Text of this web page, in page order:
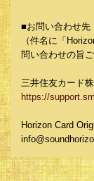
■お問い合わせ先
（件名に「
問い合わせの旨
三井住友カード
https://
Horizon Card